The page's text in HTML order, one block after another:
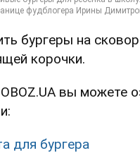
бургеры на
корочки.
вы можете
для бургера